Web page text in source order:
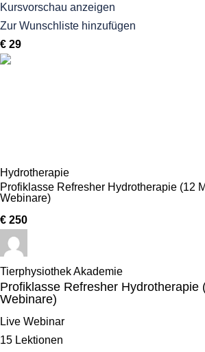
Kursvorschau anzeigen
Zur Wunschliste hinzufügen
€ 29
Hydrotherapie
Profiklasse Refresher Hydrotherapie (12
Webinare)
€ 250
Tierphysiothek Akademie
Profiklasse Refresher Hydrotherapie
Webinare)
Live Webinar
15 Lektionen